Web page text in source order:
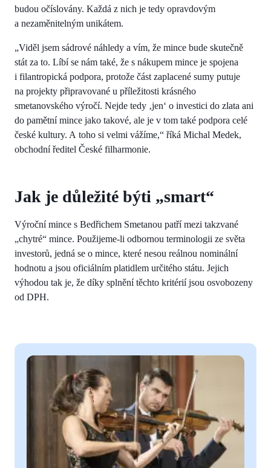
budou očíslovány. Každá z nich je tedy opravdovým
a nezaměnitelným unikátem.
„Viděl jsem sádrové náhledy a vím, že mince bude skutečně
stát za to. Líbí se nám také, že s nákupem mince je spojena
i filantropická podpora, protože část zaplacené sumy putuje
na projekty připravované u příležitosti krásného
smetanovského výročí. Nejde tedy ‚jen‘ o investici do zlata ani
do pamětní mince jako takové, ale je v tom také podpora celé
české kultury. A toho si velmi vážíme,“ říká Michal Medek,
obchodní ředitel České filharmonie.
Jak je důležité býti „smart“
Výroční mince s Bedřichem Smetanou patří mezi takzvané
„chytré“ mince. Použijeme-li odbornou terminologii ze světa
investorů, jedná se o mince, které nesou reálnou nominální
hodnotu a jsou oficiálním platidlem určitého státu. Jejich
výhodou tak je, že díky splnění těchto kritérií jsou osvobozeny
od DPH.